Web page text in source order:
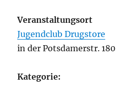
Veranstaltungsort
Jugendclub Drugstore
in der Potsdamerstr. 180
Kategorie: